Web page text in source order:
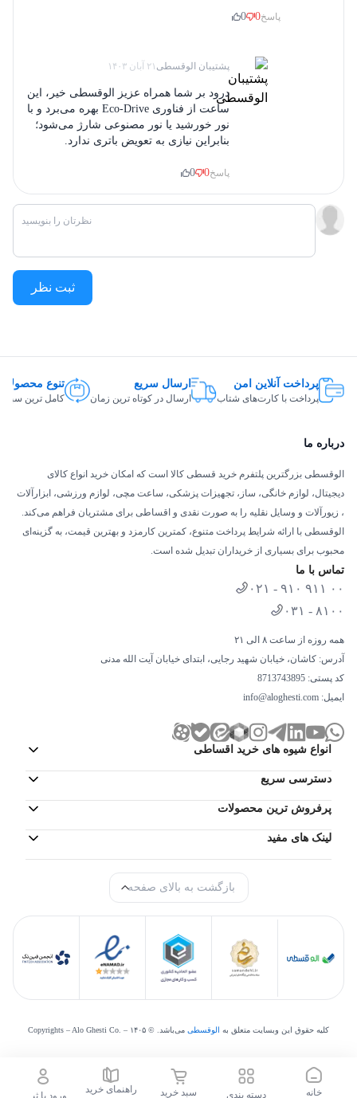
پاسخ0
0
پشتیبان الوقسطی ۲۱ آبان ۱۴۰۳
درود بر شما همراه عزیز الوقسطی خیر، این
ساعت از فناوری Eco-Drive بهره می‌برد و با
نور خورشید یا نور مصنوعی شارژ می‌شود؛
بنابراین نیازی به تعویض باتری ندارد.
پاسخ0
0
ثبت نظر
پرداخت آنلاین امن
پرداخت با کارت‌های شتاب
ارسال سریع
ارسال در کوتاه ترین زمان
تنوع
کامل ترین سبد
تماس با ما
۰۲۱ - ۹۱۰ ۹۱۱ ۰۰
۰۳۱ - ۸۱۰۰
همه روزه از ساعت ۸ الی ۲۱
آدرس: کاشان، خیابان شهید رجایی، ابتدای خیابان آیت الله مدنی
کد پستی: 8713743895
ایمیل: info@aloghesti.com
انواع شیوه های خرید اقساطی
دسترسی سریع
پرفروش ترین محصولات
لینک های مفید
درباره ما
الوقسطی بزرگترین پلتفرم خرید قسطی کالا است که امکان خرید انواع کالای
دیجیتال، لوازم خانگی، ساز، تجهیزات پزشکی، ساعت مچی، لوازم ورزشی، ابزارآلات
، زیورآلات و وسایل نقلیه را به صورت نقدی و اقساطی برای مشتریان فراهم می‌کند.
الوقسطی با ارائه شرایط پرداخت متنوع، کمترین کارمزد و بهترین قیمت، به گزینه‌ای
محبوب برای بسیاری از خریداران تبدیل شده است.
بازگشت به بالای صفحه
کلیه حقوق این وبسایت متعلق به الوقسطی می‌‌باشد. © Copyrights – Alo Ghesti Co. – ۱۴۰۵
خانه دسته بندی سبد خرید راهنمای خرید
ورود یا ثبت نام